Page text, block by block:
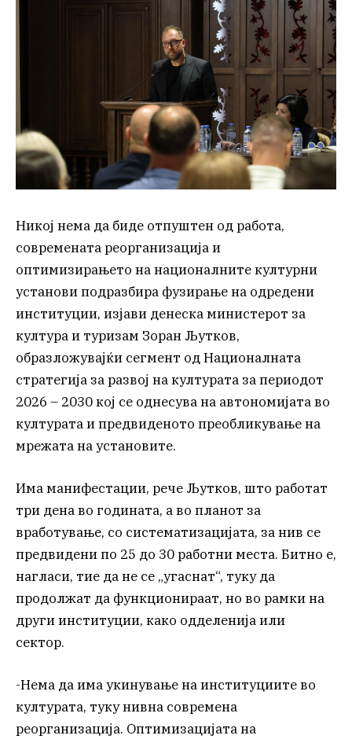
Никој нема да биде отпуштен од работа,
современата реорганизација и
оптимизирањето на националните културни
установи подразбира фузирање на одредени
институции, изјави денеска министерот за
култура и туризам Зоран Љутков,
образложувајќи сегмент од Националната
стратегија за развој на културата за периодот
2026 – 2030 кој се однесува на автономијата во
културата и предвиденото преобликување на
мрежата на установите.
Има манифестации, рече Љутков, што работат
три дена во годината, а во планот за
вработување, со систематизацијата, за нив се
предвидени по 25 до 30 работни места. Битно е,
нагласи, тие да не се „угаснат“, туку да
продолжат да функционираат, но во рамки на
други институции, како одделенија или
сектор.
-Нема да има укинување на институциите во
културата, туку нивна современа
реорганизација. Оптимизацијата на